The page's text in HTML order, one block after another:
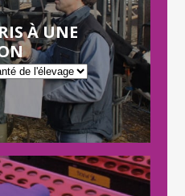
À UNE